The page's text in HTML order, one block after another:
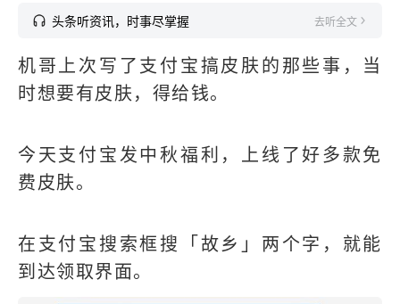
头条听资讯，时事尽掌握 去听全文
机哥上次写了支付宝搞皮肤的那些事，当
时想要有皮肤，得给钱。
今天支付宝发中秋福利，上线了好多款免
费皮肤。
在支付宝搜索框搜「故乡」两个字，就能
到达领取界面。